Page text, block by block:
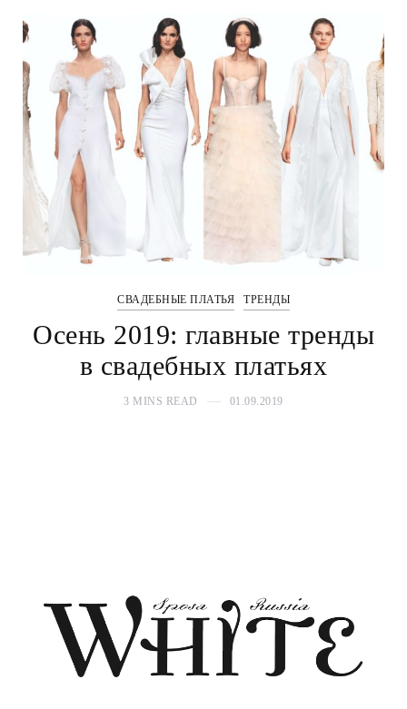
СВАДЕБНЫЕ ПЛАТЬЯ ТРЕНДЫ
Осень 2019: главные тренды
в свадебных платьях
3 MINS READ 01.09.2019